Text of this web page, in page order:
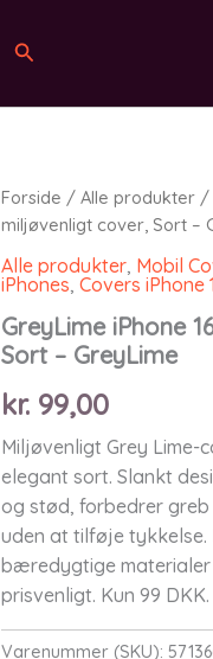
Søg
Forside / Alle produkter/
miljøvenligt cover, Sort –
Alle produkter, Mobil
iPhones Covers iPhone
GreyLime iPhone
Sort – GreyLime
kr.99,00
Miljøvenligt Grey Lime-
elegant sort. Slankt
og stød, forbedrer
uden at tilføje tykkelse.
bæredygtige
prisvenligt. Kun 99 DKK.
Varenummer (SKU):